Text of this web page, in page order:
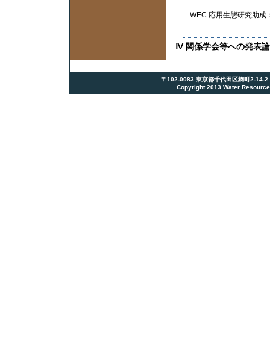
WEC 応用生態研究助成
Ⅳ 関係学会等への発表
〒102-0083 東京都千代田区麹町2-14-
Copyright 2013 Water